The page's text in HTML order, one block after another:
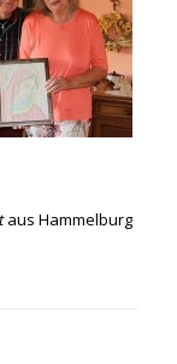
aus Hammelburg